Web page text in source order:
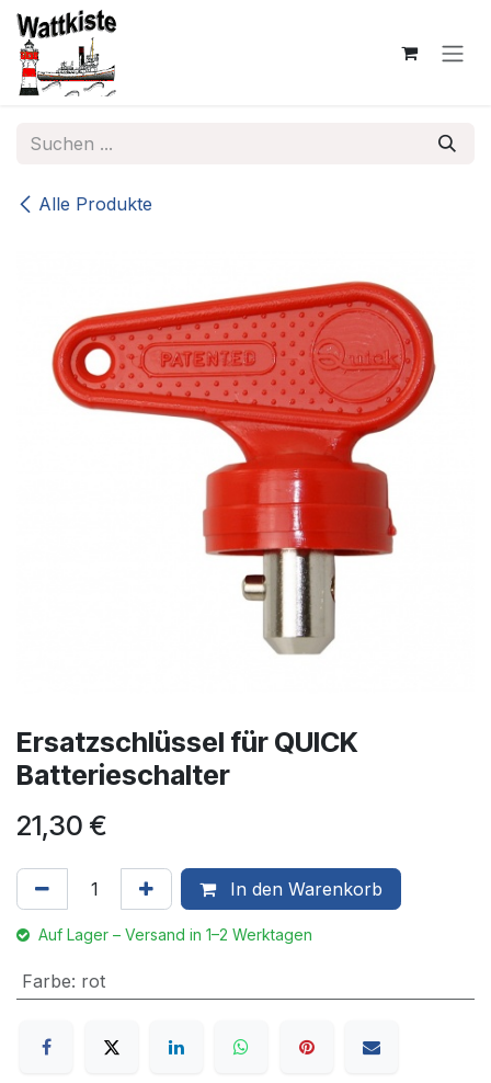
Zum Inhalt springen
Alle Produkte
Ersatzschlüssel für QUICK
Batterieschalter
21,30 €
In den Warenkorb
Auf Lager – Versand in 1–2 Werktagen
Farbe: rot